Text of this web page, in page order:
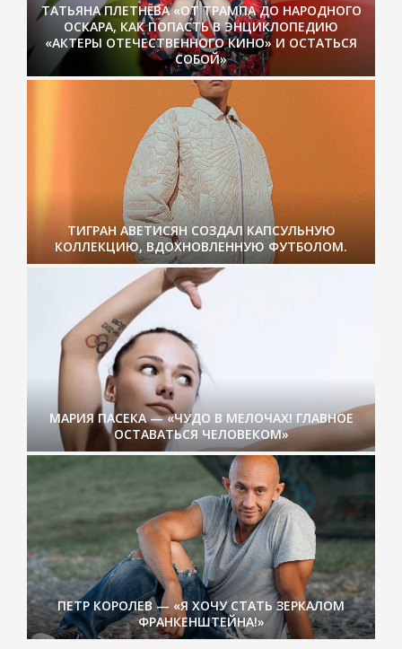
ТАТЬЯНА ПЛЕТНЁВА «ОТ ТРАМПА ДО НАРОДНОГО
ОСКАРА, КАК ПОПАСТЬ В ЭНЦИКЛОПЕДИЮ
«АКТЕРЫ ОТЕЧЕСТВЕННОГО КИНО» И ОСТАТЬСЯ
СОБОЙ»
ТИГРАН АВЕТИСЯН СОЗДАЛ КАПСУЛЬНУЮ
КОЛЛЕКЦИЮ, ВДОХНОВЛЕННУЮ ФУТБОЛОМ.
МАРИЯ ПАСЕКА — «ЧУДО В МЕЛОЧАХ! ГЛАВНОЕ
ОСТАВАТЬСЯ ЧЕЛОВЕКОМ»
ПЕТР КОРОЛЕВ — «Я ХОЧУ СТАТЬ ЗЕРКАЛОМ
ФРАНКЕНШТЕЙНА!»